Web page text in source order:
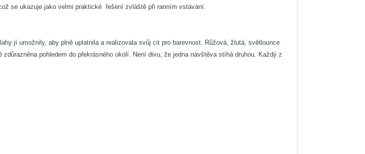
se ukazuje jako velmi praktické řešení zvláště při ranním vstávání.
jí umožnily, aby plně uplatnila a realizovala svůj cit pro barevnost. Růžová, žlutá, světlounce
pohledem do překrásného okolí. Není divu, že jedna návštěva stíhá druhou. Každý z